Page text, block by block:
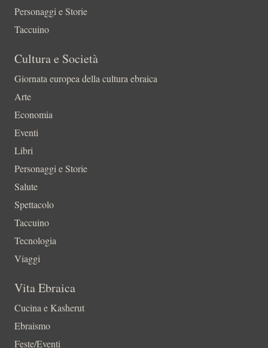
Personaggi e Storie
Taccuino
Cultura e Società
Giornata europea della cultura ebraica
Arte
Economia
Eventi
Libri
Personaggi e Storie
Salute
Spettacolo
Taccuino
Tecnologia
Viaggi
Vita Ebraica
Cucina e Kasherut
Ebraismo
Feste/Eventi